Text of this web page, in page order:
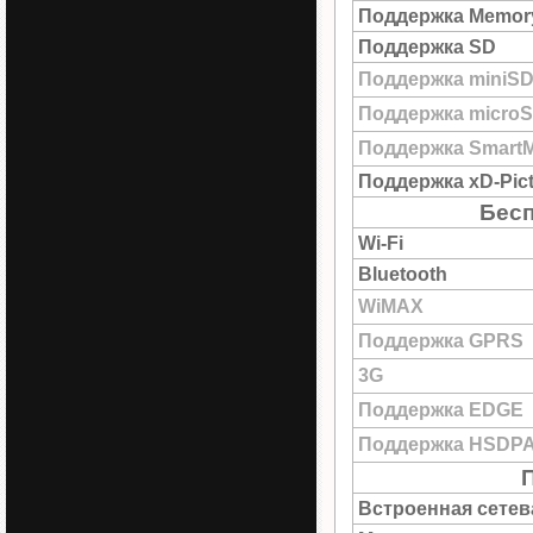
Поддержка
Поддержка SD
Поддержка miniSD
Поддержка
Поддержка
Поддержка xD-
Wi-Fi
Bluetooth
WiMAX
Поддержка GPRS
3G
Поддержка EDGE
Поддержка
Встроенная